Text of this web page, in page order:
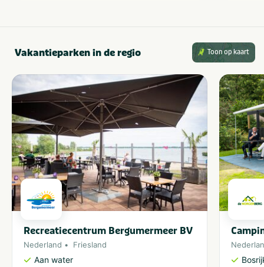
Vakantieparken in de regio Toon op kaart
Recreatiecentrum Bergumermeer BV
Nederland Friesland
Aan water